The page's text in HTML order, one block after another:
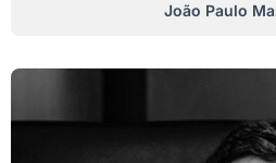
João Paulo